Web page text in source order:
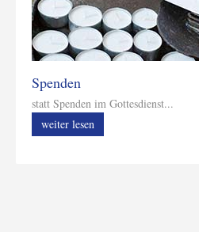
Spenden
statt Spenden im Gottesdienst...
weiter lesen